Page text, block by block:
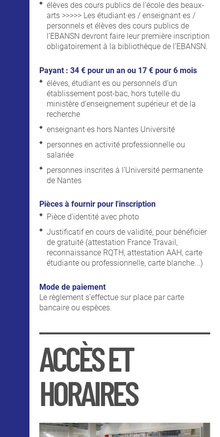
élèves des cours publics de l’école des beaux-
arts >>>>> Les étudiant·es / enseignant·es /
personnels et élèves des cours publics de
l’EBANSN devront faire leur première inscription
obligatoirement à la bibliothèque de l’EBANSN.
Payant : 34 € pour un an ou 17 € pour 6 mois
élèves, étudiant·es ou personnels d’un
établissement post-bac, hors tutelle du
ministère d’enseignement supérieur et de la
recherche
enseignant·es hors Nantes Université
personnes en activité professionnelle ou
salariée
personnes inscrites à l’Université permanente
de Nantes
Pièces à fournir pour l'inscription
Pièce d'identité avec photo
Justificatif en cours de validité, pour bénéficier
de gratuité (attestation France Travail,
reconnaissance RQTH, attestation AAH, carte
étudiante ou professionnelle, carte blanche...)
Mode de paiement
Le règlement s’effectue sur place par carte
bancaire ou espèces.
ACCÈS ET
HORAIRES